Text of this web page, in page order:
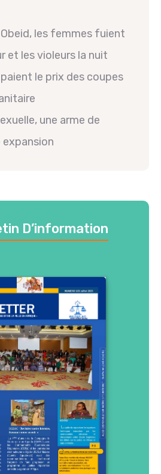
Obeid, les femmes fuient
et les violeurs la nuit
le prix des coupes
une arme de
expansion
D’information